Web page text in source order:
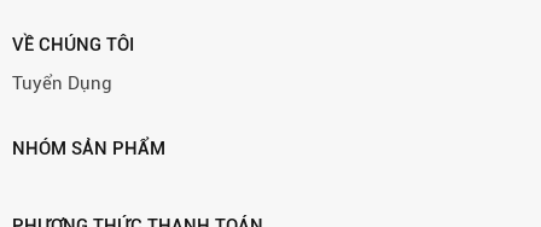
VỀ CHÚNG TÔI
Tuyển Dụng
NHÓM SẢN PHẨM